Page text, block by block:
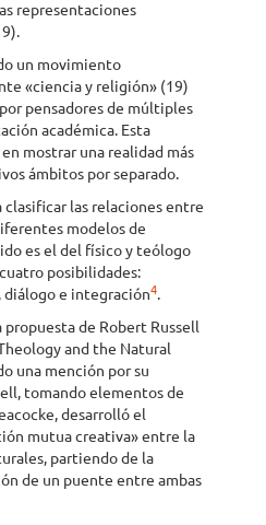
representaciones
un movimiento
«ciencia y religión» (19)
pensadores de múltiples
académica. Esta
mostrar una realidad más
ámbitos por separado.
las relaciones entre
modelos de
es el del físico y teólogo
posibilidades:
e integración4.
de Robert Russell
and the Natural
una mención por su
tomando elementos de
desarrolló el
mutua creativa» entre la
partiendo de la
de un puente entre ambas